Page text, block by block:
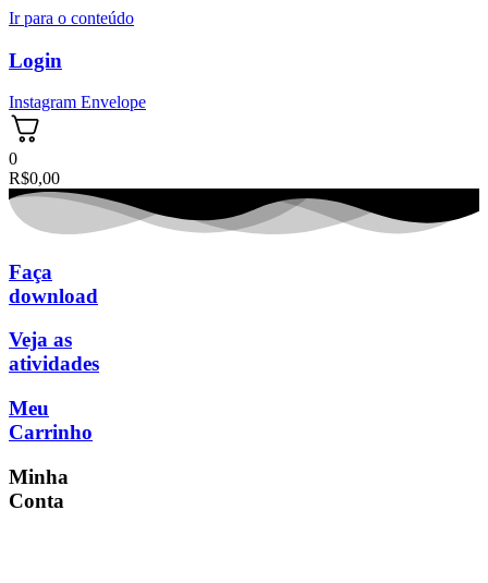
Ir para o conteúdo
Login
Instagram Envelope
0
R$0,00
Faça
download
Veja as
atividades
Meu
Carrinho
Minha
Conta